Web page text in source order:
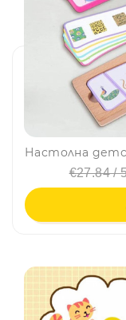
€27.84 /